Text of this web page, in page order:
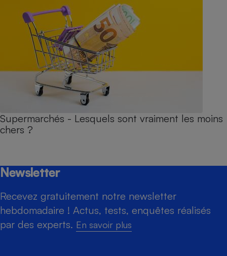
Supermarchés - Lesquels sont vraiment les moins
chers ?
Newsletter
Recevez gratuitement notre newsletter
hebdomadaire ! Actus, tests, enquêtes réalisés
par des experts. En savoir plus